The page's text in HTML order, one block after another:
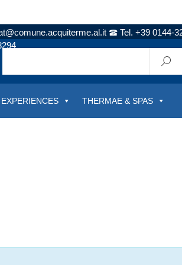
Tel. +39 0144-
EXPERIENCES THERMAE & SPAS